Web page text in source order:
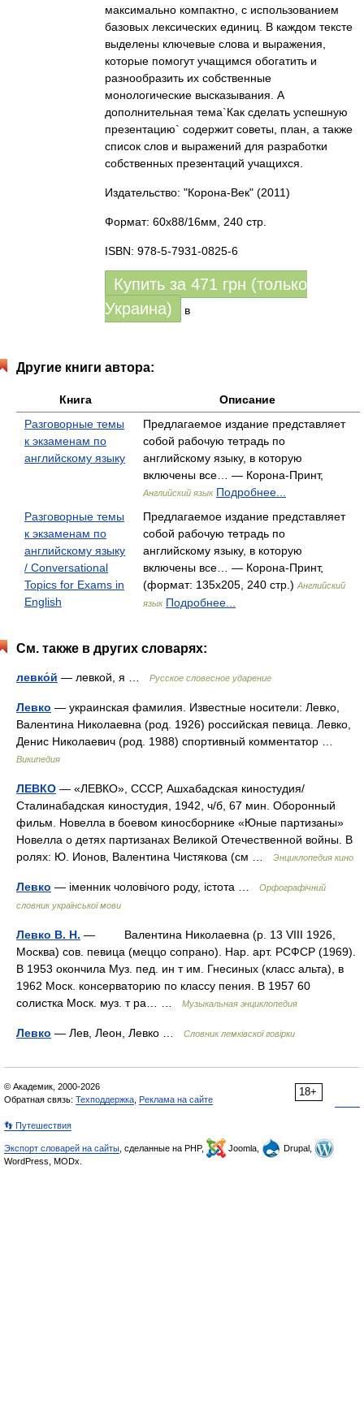
максимально компактно, с использованием
базовых лексических единиц. В каждом тексте
выделены ключевые слова и выражения,
которые помогут учащимся обогатить и
разнообразить их собственные
монологические высказывания. А
дополнительная тема`Как сделать успешную
презентацию` содержит советы, план, а также
список слов и выражений для разработки
собственных презентаций учащихся.
Издательство: "Корона-Век" (2011)
Формат: 60x88/16мм, 240 стр.
ISBN: 978-5-7931-0825-6
Купить за 471 грн (только
Украина)
в
Другие книги автора:
Книга
Описание
Разговорные темы
к экзаменам по
английскому языку
Предлагаемое издание представляет
собой рабочую тетрадь по
английскому языку, в которую
включены все… — Корона-Принт,
Английский язык Подробнее...
Разговорные темы
к экзаменам по
английскому языку
/ Conversational
Topics for Exams in
English
Предлагаемое издание представляет
собой рабочую тетрадь по
английскому языку, в которую
включены все… — Корона-Принт,
(формат: 135x205, 240 стр.) Английский
язык Подробнее...
См. также в других словарях:
левко́й — левкой, я … Русское словесное ударение
Левко — украинская фамилия. Известные носители: Левко,
Валентина Николаевна (род. 1926) российская певица. Левко,
Денис Николаевич (род. 1988) спортивный комментатор …
Википедия
ЛЕВКО — «ЛЕВКО», СССР, Ашхабадская киностудия/
Сталинабадская киностудия, 1942, ч/б, 67 мин. Оборонный
фильм. Новелла в боевом киносборнике «Юные партизаны»
Новелла о детях партизанах Великой Отечественной войны. В
ролях: Ю. Ионов, Валентина Чистякова (см …
Энциклопедия кино
Левко — іменник чоловічого роду, істота …
Орфографічний
словник української мови
Левко В. Н. — Валентина Николаевна (р. 13 VIII 1926,
Москва) сов. певица (меццо сопрано). Нар. арт. РСФСР (1969).
В 1953 окончила Муз. пед. ин т им. Гнесиных (класс альта), в
1962 Моск. консерваторию по классу пения. В 1957 60
солистка Моск. муз. т ра… …
Музыкальная энциклопедия
Левко — Лев, Леон, Левко … Словник лемківскої говірки
18+
© Академик, 2000-2026
Обратная связь: Техподдержка Реклама на сайте
👣 Путешествия
Экспорт словарей на сайты , сделанные на PHP, Joomla,
Drupal,
WordPress, MODx.